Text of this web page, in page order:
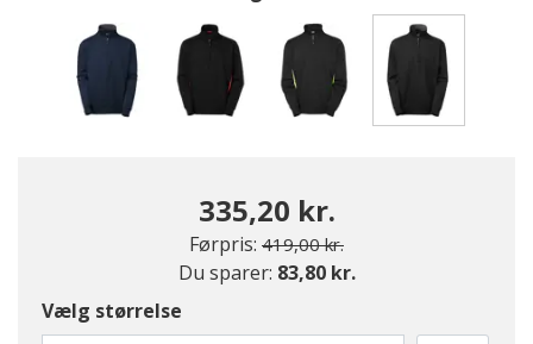
335,20 kr.
Førpris: Pris nedsat fra
419,00 kr.til
Du sparer: 83,80 kr.
Vælg størrelse